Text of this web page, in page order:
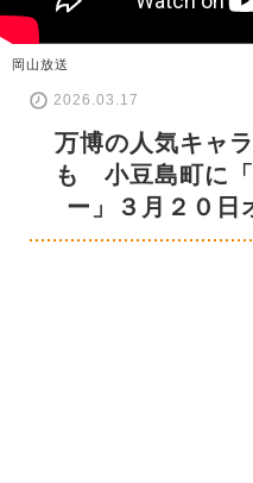
岡山放送
2026.03.17
万博の人気キャ
も 小豆島町に「
ー」３月２０日